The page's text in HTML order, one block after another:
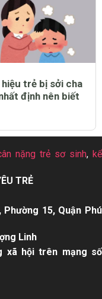
hiệu trẻ bị sởi cha
định nên biết
nặng trẻ sơ sinh, kể
TRẺ
15, Quận Phú
Linh
xã hội trên mạng số